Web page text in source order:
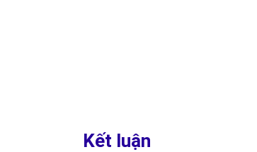
Kết luận